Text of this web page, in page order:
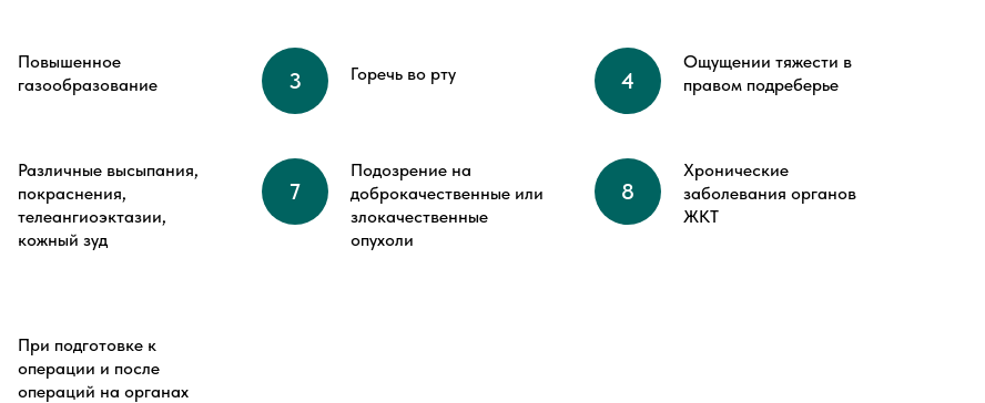
Повышенное
газообразование
Горечь во рту
Ощущении тяжести в
правом подреберье
Различные высыпания,
покраснения,
телеангиоэктазии,
кожный зуд
Подозрение на
доброкачественные или
злокачественные
опухоли
Хронические
заболевания органов
ЖКТ
При подготовке к
операции и после
операций на органах